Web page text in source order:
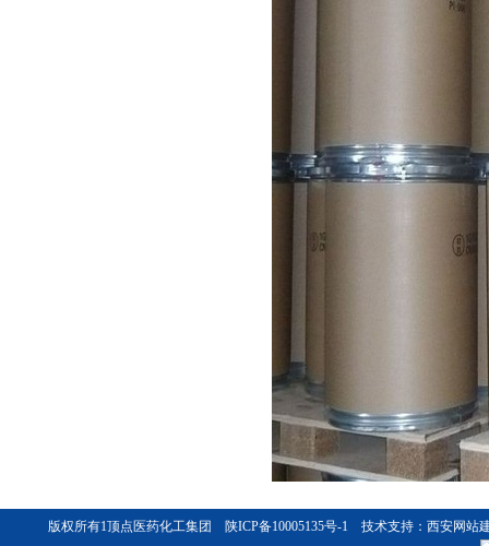
版权所有1顶点医药化工集团 陕ICP备10005135号-1 技术支持： 西安网站